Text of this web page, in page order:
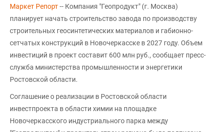
Маркет Репорт-- Компания "Геопродукт" (г. Москва)
планирует начать строительство завода по производству
строительных геосинтетических материалов и габионно-
сетчатых конструкций в Новочеркасске в 2027 году. Объем
инвестиций в проект составит 600 млн руб., сообщает пресс-
служба министерства промышленности и энергетики
Ростовской области.
Соглашение о реализации в Ростовской области
инвестпроекта в области химии на площадке
Новочеркасского индустриального парка между